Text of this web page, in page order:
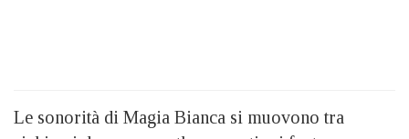
Le sonorità di Magia Bianca si muovono tra